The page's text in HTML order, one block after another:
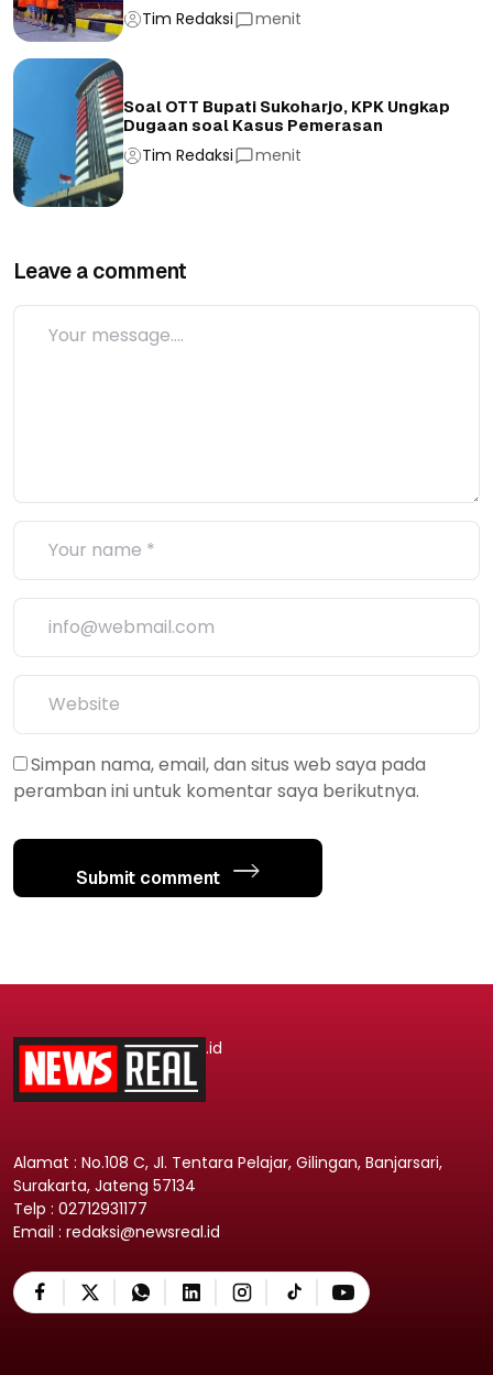
Tim Redaksi menit
Soal OTT Bupati Sukoharjo, KPK Ungkap
Dugaan soal Kasus Pemerasan
Tim Redaksi menit
Leave a comment
Simpan nama, email, dan situs web saya pada
peramban ini untuk komentar saya berikutnya.
Submit comment
.id
Alamat : No.108 C, Jl. Tentara Pelajar, Gilingan, Banjarsari,
Surakarta, Jateng 57134
Telp : 02712931177
Email : redaksi@newsreal.id